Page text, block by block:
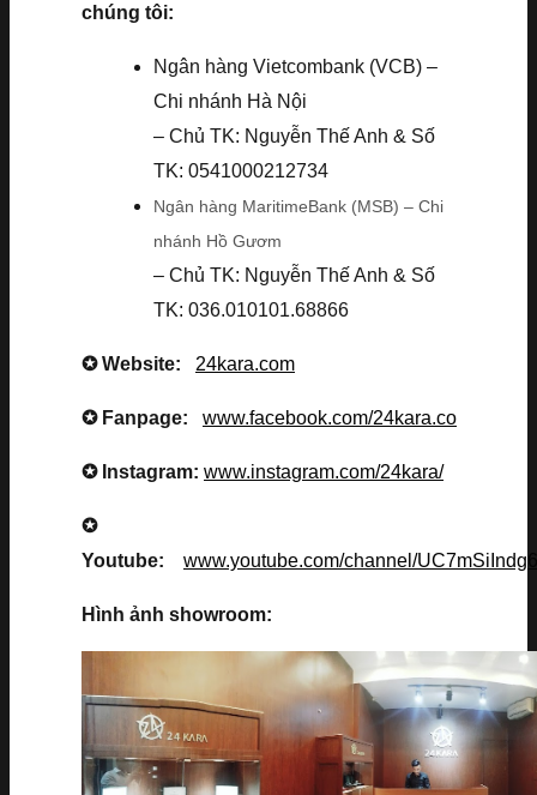
chúng tôi:
Ngân hàng Vietcombank (VCB) –
Chi nhánh Hà Nội
– Chủ TK: Nguyễn Thế Anh & Số
TK: 0541000212734
Ngân hàng MaritimeBank (MSB) – Chi
nhánh Hồ Gươm
– Chủ TK: Nguyễn Thế Anh & Số
TK: 036.010101.68866
✪ Website: 24kara.com
✪ Fanpage: www.facebook.com/24kara.co
✪ Instagram: www.instagram.com/24kara/
✪
Youtube: www.youtube.com/channel/
Hình ảnh showroom: